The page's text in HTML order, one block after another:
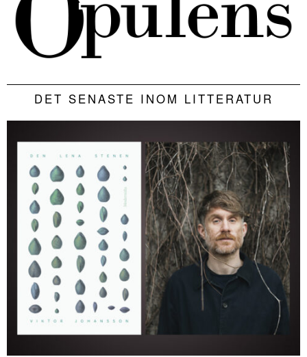
DET SENASTE INOM LITTERATUR